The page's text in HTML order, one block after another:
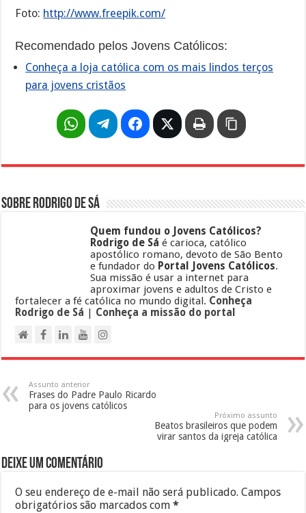
Foto: http://www.freepik.com/
Recomendado pelos Jovens Católicos:
Conheça a loja católica com os mais lindos terços
para jovens cristãos
Sobre Rodrigo de Sá
Quem fundou o Jovens Católicos?
Rodrigo de Sá é carioca, católico
apostólico romano, devoto de São Bento
e fundador do Portal Jovens Católicos.
Sua missão é usar a internet para
aproximar jovens e adultos de Cristo e
fortalecer a fé católica no mundo digital. Conheça
Rodrigo de Sá
Conheça a missão do portal
Assunto anterior
Frases do Padre Paulo Ricardo
para os jovens católicos
Próximo assunto
Beatos brasileiros que podem
virar santos da igreja católica
Deixe um comentário
O seu endereço de e-mail não será publicado. Campos
obrigatórios são marcados com*